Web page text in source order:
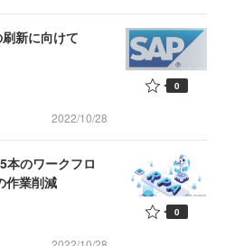
新に向けて
2022/10/28
0
本のワークフロ
作業削減
0